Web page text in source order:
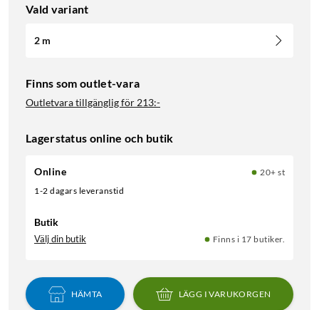
Vald variant
2 m
Finns som outlet-vara
Outletvara tillgänglig för 213:-
Lagerstatus online och butik
Online
20+ st
1-2 dagars leveranstid
Butik
Välj din butik Finns i 17 butiker.
HÄMTA LÄGG I VARUKORGEN